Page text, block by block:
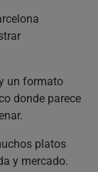
un formato
donde parece
platos
y mercado.